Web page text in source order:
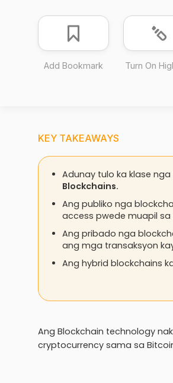
Add Bookmark Turn On
KEY TAKEAWAYS
Adunay tulo ka klase
Blockchains.
Ang publiko nga
access pwede muapil sa
Ang pribado nga
ang mga transaksyon
Ang hybrid blockchains
Ang Blockchain technology
cryptocurrency sama sa